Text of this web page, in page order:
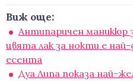
Виж още:
Антипаричен маникюр
цвята лак за нокти е
есента
Дуа Липа показа най-